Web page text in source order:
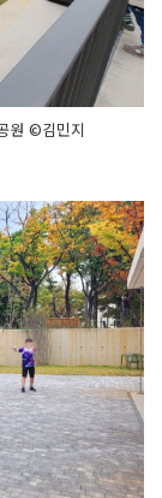
원 ©김민지